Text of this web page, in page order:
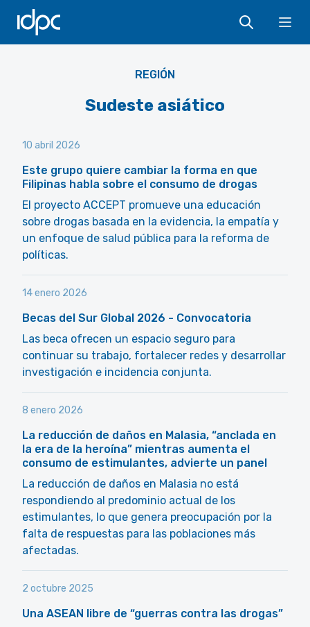
IDPC
REGIÓN
Sudeste asiático
10 abril 2026
Este grupo quiere cambiar la forma en que
Filipinas habla sobre el consumo de drogas
El proyecto ACCEPT promueve una educación
sobre drogas basada en la evidencia, la empatía y
un enfoque de salud pública para la reforma de
políticas.
14 enero 2026
Becas del Sur Global 2026 - Convocatoria
Las beca ofrecen un espacio seguro para
continuar su trabajo, fortalecer redes y desarrollar
investigación e incidencia conjunta.
8 enero 2026
La reducción de daños en Malasia, “anclada en
la era de la heroína” mientras aumenta el
consumo de estimulantes, advierte un panel
La reducción de daños en Malasia no está
respondiendo al predominio actual de los
estimulantes, lo que genera preocupación por la
falta de respuestas para las poblaciones más
afectadas.
2 octubre 2025
Una ASEAN libre de “guerras contra las drogas”